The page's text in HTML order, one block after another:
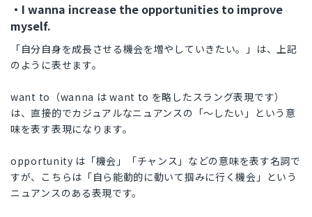
・I wanna increase the opportunities to improve
myself.
「自分自身を成長させる機会を増やしていきたい。」は、上記
のように表せます。
want to（wanna は want to を略したスラング表現です）
は、直接的でカジュアルなニュアンスの「〜したい」という意
味を表す表現になります。
opportunity は「機会」「チャンス」などの意味を表す名詞で
すが、こちらは「自ら能動的に動いて掴みに行く機会」という
ニュアンスのある表現です。